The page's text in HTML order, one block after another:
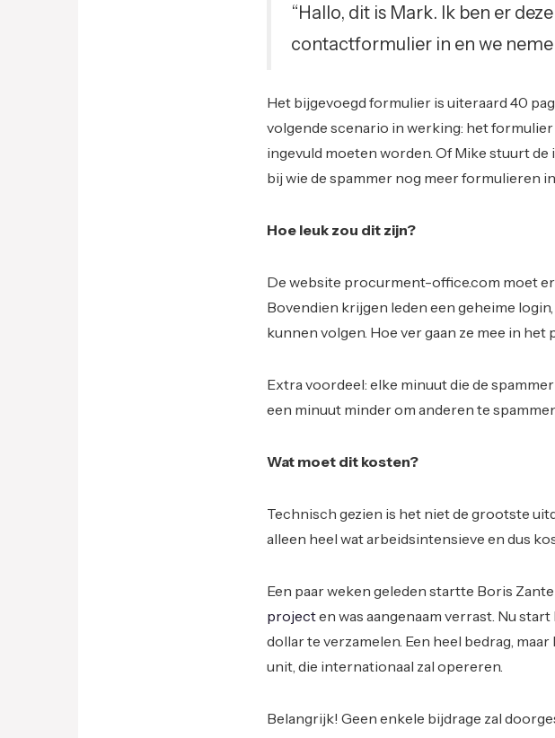
“Hallo, dit is Mark. Ik ben er
contactformulier in en we
Het bijgevoegd formulier is uiteraard 40
volgende scenario in werking: het
ingevuld moeten worden. Of Mike stuurt
bij wie de spammer nog meer formulieren
Hoe leuk zou dit zijn?
De website procurment-office.com moet
Bovendien krijgen leden een geheime
kunnen volgen. Hoe ver gaan ze mee in het
Extra voordeel: elke minuut die de
een minuut minder om anderen te
Wat moet dit kosten?
Technisch gezien is het niet de grootste
alleen heel wat arbeidsintensieve en dus
Een paar weken geleden startte Boris
projecten was aangenaam verrast. Nu
dollar te verzamelen. Een heel bedrag,
unit, die internationaal zal opereren.
Belangrijk! Geen enkele bijdrage zal